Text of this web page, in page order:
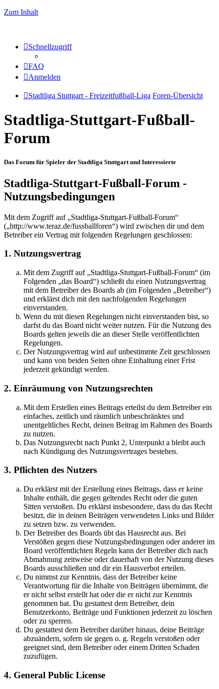
Zum Inhalt
Schnellzugriff
FAQ
Anmelden
Stadtliga Stuttgart - Freizeitfußball-Liga Foren-Übersicht
Stadtliga-Stuttgart-Fußball-
Forum
Das Forum für Spieler der Stadtliga Stuttgart und Interessierte
Stadtliga-Stuttgart-Fußball-Forum -
Nutzungsbedingungen
Mit dem Zugriff auf „Stadtliga-Stuttgart-Fußball-Forum“
(„http://www.teraz.de/fussballforen“) wird zwischen dir und dem
Betreiber ein Vertrag mit folgenden Regelungen geschlossen:
1. Nutzungsvertrag
Mit dem Zugriff auf „Stadtliga-Stuttgart-Fußball-Forum“ (im
Folgenden „das Board“) schließt du einen Nutzungsvertrag
mit dem Betreiber des Boards ab (im Folgenden „Betreiber“)
und erklärst dich mit den nachfolgenden Regelungen
einverstanden.
Wenn du mit diesen Regelungen nicht einverstanden bist, so
darfst du das Board nicht weiter nutzen. Für die Nutzung des
Boards gelten jeweils die an dieser Stelle veröffentlichten
Regelungen.
Der Nutzungsvertrag wird auf unbestimmte Zeit geschlossen
und kann von beiden Seiten ohne Einhaltung einer Frist
jederzeit gekündigt werden.
2. Einräumung von Nutzungsrechten
Mit dem Erstellen eines Beitrags erteilst du dem Betreiber ein
einfaches, zeitlich und räumlich unbeschränktes und
unentgeltliches Recht, deinen Beitrag im Rahmen des Boards
zu nutzen.
Das Nutzungsrecht nach Punkt 2, Unterpunkt a bleibt auch
nach Kündigung des Nutzungsvertrages bestehen.
3. Pflichten des Nutzers
Du erklärst mit der Erstellung eines Beitrags, dass er keine
Inhalte enthält, die gegen geltendes Recht oder die guten
Sitten verstoßen. Du erklärst insbesondere, dass du das Recht
besitzt, die in deinen Beiträgen verwendeten Links und Bilder
zu setzen bzw. zu verwenden.
Der Betreiber des Boards übt das Hausrecht aus. Bei
Verstößen gegen diese Nutzungsbedingungen oder anderer im
Board veröffentlichten Regeln kann der Betreiber dich nach
Abmahnung zeitweise oder dauerhaft von der Nutzung dieses
Boards ausschließen und dir ein Hausverbot erteilen.
Du nimmst zur Kenntnis, dass der Betreiber keine
Verantwortung für die Inhalte von Beiträgen übernimmt, die
er nicht selbst erstellt hat oder die er nicht zur Kenntnis
genommen hat. Du gestattest dem Betreiber, dein
Benutzerkonto, Beiträge und Funktionen jederzeit zu löschen
oder zu sperren.
Du gestattest dem Betreiber darüber hinaus, deine Beiträge
abzuändern, sofern sie gegen o. g. Regeln verstoßen oder
geeignet sind, dem Betreiber oder einem Dritten Schaden
zuzufügen.
4. General Public License